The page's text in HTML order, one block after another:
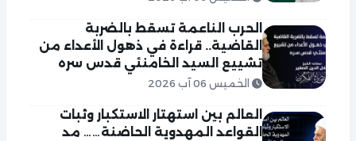
الحرب الناعمة تسقط بالضربة
القاضية.. قراءة في ذهول الأعداء من
تشييع السيد الخامنئي قدس سره
الخميس 06 آب 2026
العالم بين استهتار الاستكبار وثبات
القواعد المهدوية الحاضنة…… مد